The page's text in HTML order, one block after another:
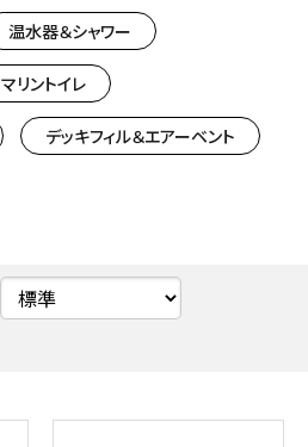
温水器＆シャワー
マリントイレ
デッキフィル＆エアーベント